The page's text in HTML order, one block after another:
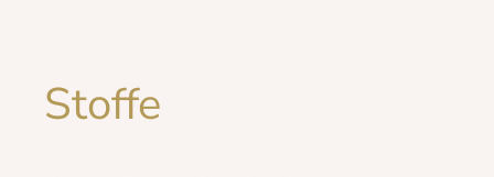
Stoffe